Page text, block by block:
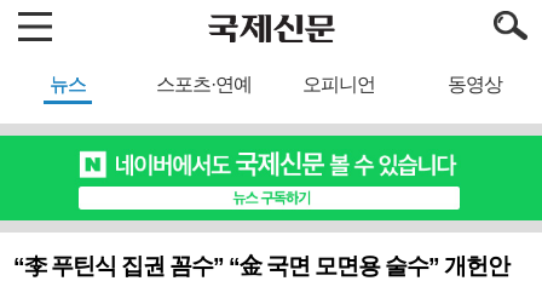
뉴스 스포츠·연예 오피니언 동영상
“李 푸틴식 집권 꼼수” “金 국면 모면용 술수” 개헌안